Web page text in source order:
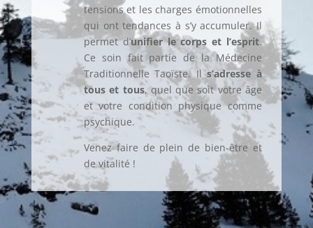
tensions et les charges émotionnelles
qui ont tendances à s’y accumuler. Il
permet d’unifier le corps et l’esprit.
Ce soin fait partie de laMédecine
Traditionnelle Taoïste. Ils’adresse à
tous et tous, quel que soit votre âge
et votre condition physique comme
psychique.
Venez faire de plein de bien-être et
de vitalité !